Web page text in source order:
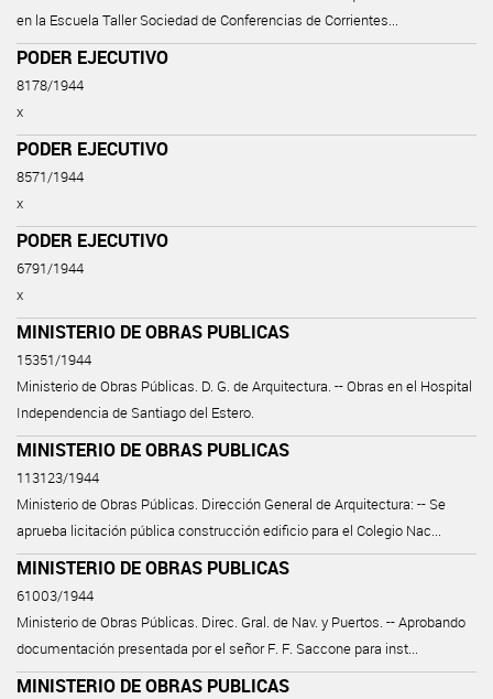
en la Escuela Taller Sociedad de Conferencias de Corrientes...
PODER EJECUTIVO
8178/1944
x
PODER EJECUTIVO
8571/1944
x
PODER EJECUTIVO
6791/1944
x
MINISTERIO DE OBRAS PUBLICAS
15351/1944
Ministerio de Obras Públicas. D. G. de Arquitectura. -- Obras en el Hospital
Independencia de Santiago del Estero.
MINISTERIO DE OBRAS PUBLICAS
113123/1944
Ministerio de Obras Públicas. Dirección General de Arquitectura: -- Se
aprueba licitación pública construcción edificio para el Colegio Nac...
MINISTERIO DE OBRAS PUBLICAS
61003/1944
Ministerio de Obras Públicas. Direc. Gral. de Nav. y Puertos. -- Aprobando
documentación presentada por el señor F. F. Saccone para inst...
MINISTERIO DE OBRAS PUBLICAS